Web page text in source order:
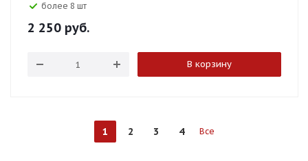
более 8 шт
2 250 руб.
В корзину
1 2 3 4 Все